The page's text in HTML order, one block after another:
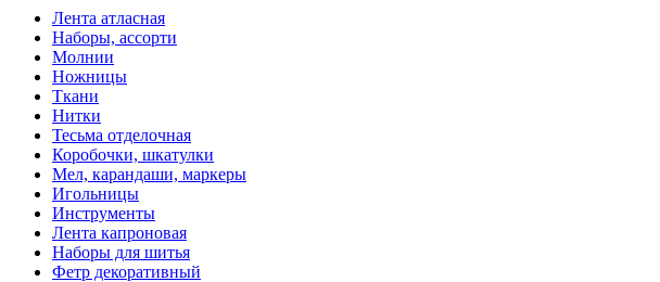
Лента атласная
Наборы, ассорти
Молнии
Ножницы
Ткани
Нитки
Тесьма отделочная
Коробочки, шкатулки
Мел, карандаши, маркеры
Игольницы
Инструменты
Лента капроновая
Наборы для шитья
Фетр декоративный